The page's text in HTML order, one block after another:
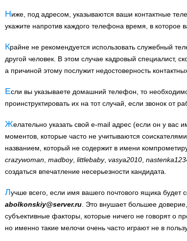
Ниже, под адресом, указываются ваши контактные
укажите напротив каждого телефона время, в которое
Крайне не рекомендуется использовать служебный
другой человек. В этом случае кадровый специалист,
а причиной этому послужит недостоверность
Eсли вы указываете домашний телефон, то
проинструктировать их на тот случай, если звонок от
Желательно указать свой e-mail адрес (если он у вас
моментов, которые часто не учитываются
названием, который не содержит в имени
crazywoman madboy, littlebaby, vasya2010
создаться впечатление несерьезности кандидата.
Лучше всего, если имя вашего почтового ящика
abolkonskiy@server.ru . Это внушает большее
субъективные факторы, которые ничего не говорят о
но именно такие мелочи очень часто играют не в